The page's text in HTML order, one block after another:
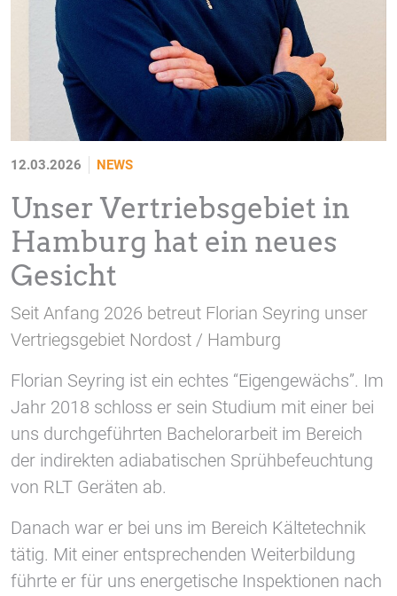
12.03.2026 NEWS
Unser Vertriebsgebiet in
Hamburg hat ein neues
Gesicht
Seit Anfang 2026 betreut Florian Seyring unser
Vertriegsgebiet Nordost / Hamburg
Florian Seyring ist ein echtes “Eigengewächs”. Im
Jahr 2018 schloss er sein Studium mit einer bei
uns durchgeführten Bachelorarbeit im Bereich
der indirekten adiabatischen Sprühbefeuchtung
von RLT Geräten ab.
Danach war er bei uns im Bereich Kältetechnik
tätig. Mit einer entsprechenden Weiterbildung
führte er für uns energetische Inspektionen nach
cookie_consent
Zweck:
Dieser Cookie speichert die ausgewählten
Einverständnis-Optionen des Benutzers
1 Jahr
STATISTIK
Statistik Cookies erfassen Informationen anonym.
Diese Informationen helfen uns zu verstehen, wie
unsere Besucher unsere Website nutzen.
Google Tag Manager und Google
EXTERNE MEDIEN
Um Inhalte von Videoplattformen und Social Media
Plattformen anzeigen zu können, werden von
YouTube